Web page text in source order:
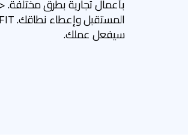
سيفعل عملك.